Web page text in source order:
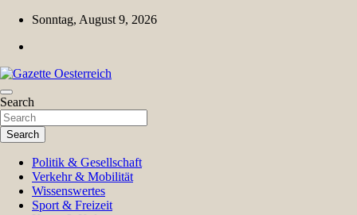
Skip
content
Sonntag, August 9, 2026
Gazette Oesterreich
Magazin für Freizeit, Politik, Kultur & Wissenschaft
Search
Search
Politik & Gesellschaft
Verkehr & Mobilität
Wissenswertes
Sport & Freizeit